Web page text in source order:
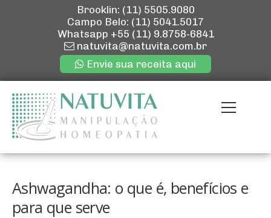
Brooklin: (11) 5505.9080
Campo Belo: (11) 5041.5017
Whatsapp +55 (11) 9.8758-6841
natuvita@natuvita.com.br
Envie sua receita aqui
para
conteúdo
Menu
QUEM SOMOS
Ashwagandha: o que é, benefícios e
para que serve